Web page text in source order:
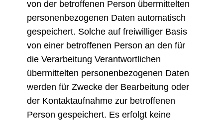
von der betroffenen Person übermittelten
personenbezogenen Daten automatisch
gespeichert. Solche auf freiwilliger Basis
von einer betroffenen Person an den für
die Verarbeitung Verantwortlichen
übermittelten personenbezogenen Daten
werden für Zwecke der Bearbeitung oder
der Kontaktaufnahme zur betroffenen
Person gespeichert. Es erfolgt keine